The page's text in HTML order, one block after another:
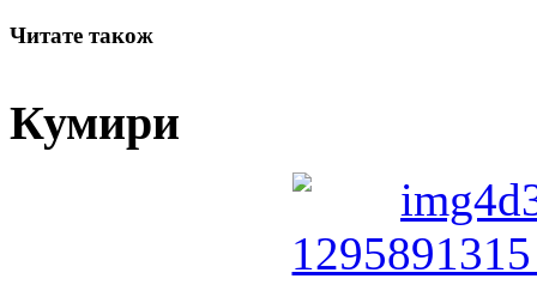
Читате також
Кумири